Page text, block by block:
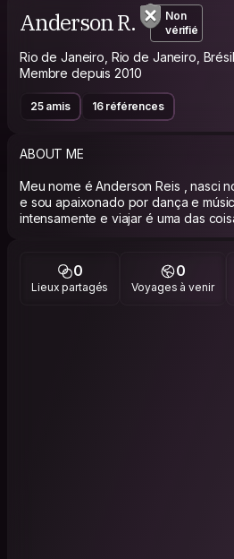
Anderson R.
Non
vérifié
Rio de Janeiro, Rio de Janeiro, Brésil
Membre depuis 2010
25 amis 16 références
ABOUT ME
Meu nome é Anderson Reis , nasci
e sou apaixonado por dança e
intensamente e viajar é uma das
PHILOSOPHY
Gosto de viver a vida e não apenas
0
Lieux partagés
0
Voyages à venir